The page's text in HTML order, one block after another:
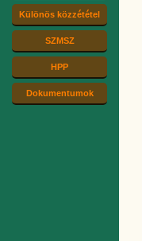
Különös közzététel
SZMSZ
HPP
Dokumentumok